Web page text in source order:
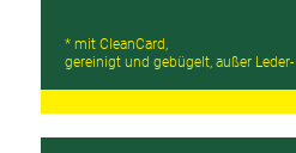
* mit CleanCard,
gereinigt und gebügelt, außer